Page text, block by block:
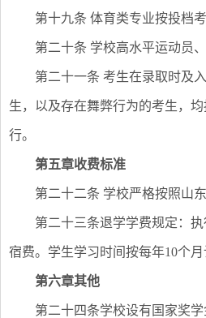
第十九条 体育类专业按投档
第二十条 学校高水平运动员
第二十一条 考生在录取时及
生，以及存在舞弊行为的考生，
行。
第五章收费标准
第二十二条 学校严格按照山
第二十三条退学学费规定：
宿费。学生学习时间按每年10个月
第六章其他
第二十四条学校设有国家奖